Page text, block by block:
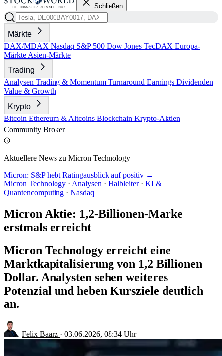
Schließen
Märkte
DAX/MDAX Nasdaq S&P 500 Dow Jones TecDAX Europa-
Märkte Asien-Märkte
Trading
Analysen Trading & Momentum Turnaround Earnings Dividenden
Value & Growth
Krypto
Bitcoin Ethereum & Altcoins Blockchain Krypto-Aktien
Community Broker
Aktuellere News zu Micron Technology
Micron: S&P hebt Ratingausblick auf positiv →
Micron Technology · Analysen · Halbleiter · KI &
Quantencomputing · Nasdaq
Micron Aktie: 1,2-Billionen-Marke
erstmals erreicht
Micron Technology erreicht eine
Marktkapitalisierung von 1,2 Billionen
Dollar. Analysten sehen weiteres
Potenzial und heben Kursziele deutlich
an.
Felix Baarz · 03.06.2026, 08:34 Uhr